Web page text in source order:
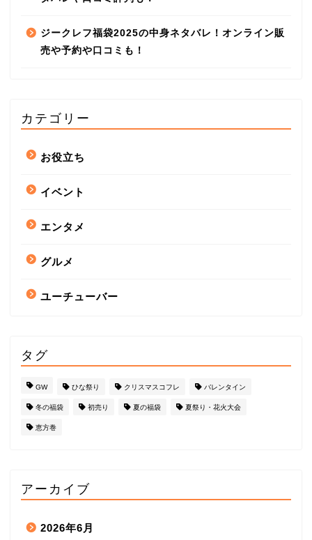
ジークレフ福袋2025の中身ネタバレ！オンライン販
売や予約や口コミも！
カテゴリー
お役立ち
イベント
エンタメ
グルメ
ユーチューバー
タグ
GW ひな祭り クリスマスコフレ バレンタイン
冬の福袋 初売り 夏の福袋 夏祭り・花火大会
恵方巻
アーカイブ
2026年6月